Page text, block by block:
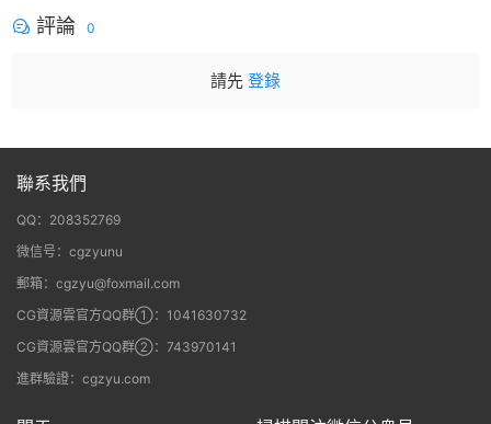
評論 0
請先 登錄
聯系我們
QQ：208352769
微信号：cgzyunu
郵箱：cgzyu@foxmail.com
CG資源雲官方QQ群①：1041630732
CG資源雲官方QQ群②：743970141
進群驗證：cgzyu.com